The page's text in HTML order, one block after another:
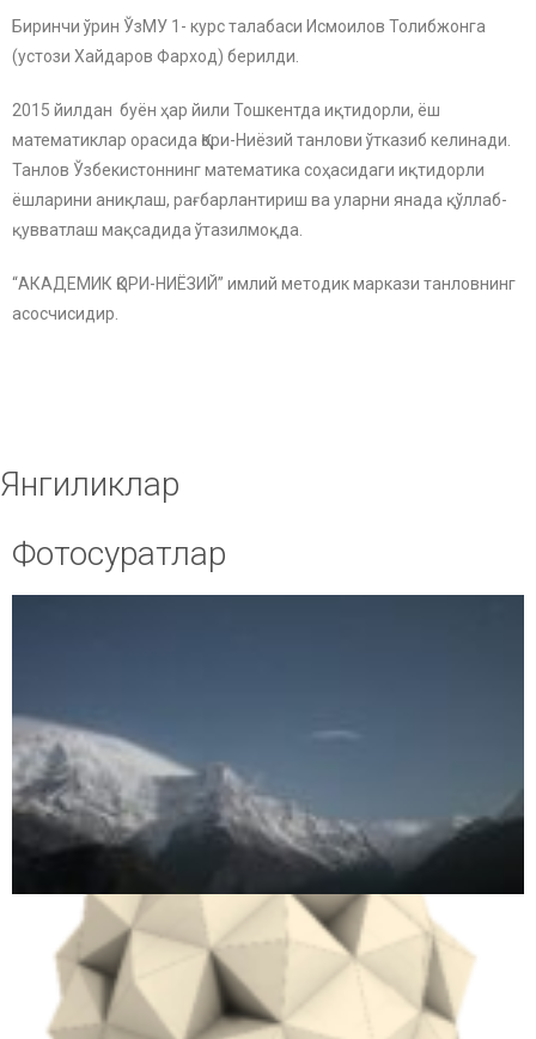
Биринчи ўрин ЎзМУ 1- курс талабаси Исмоилов Толибжонга
(устози Хайдаров Фарход) берилди.
2015 йилдан буён ҳар йили Тошкентда иқтидорли, ёш
математиклар орасида Қори-Ниёзий танлови ўтказиб келинади.
Танлов Ўзбекистоннинг математика соҳасидаги иқтидорли
ёшларини аниқлаш, рағбарлантириш ва уларни янада қўллаб-
қувватлаш мақсадида ўтазилмоқда.
“АКАДЕМИК ҚОРИ-НИЁЗИЙ” имлий методик маркази танловнинг
асосчисидир.
Янгиликлар
Фотосуратлар